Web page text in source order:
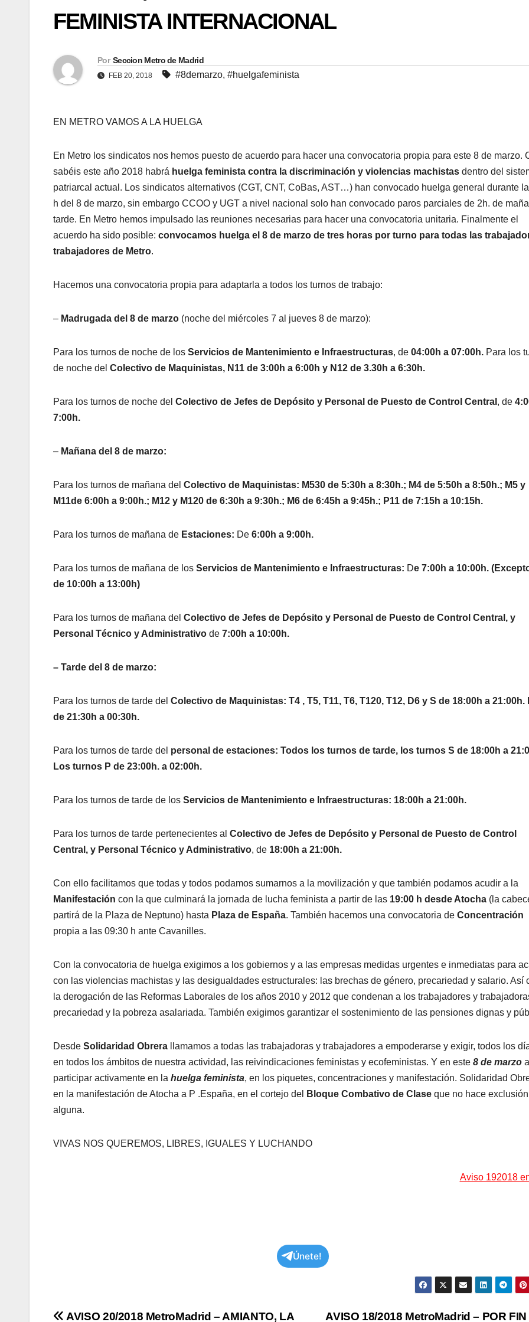
FEMINISTA INTERNACIONAL
Por Seccion Metro de Madrid
FEB 20, 2018 #8demarzo, #huelgafeminista
EN METRO VAMOS A LA HUELGA
En Metro los sindicatos nos hemos puesto de acuerdo para hacer una convocatoria propia para este 8 de marzo.
sabéis este año 2018 habrá huelga feminista contra la discriminación y violencias machistas dentro del
patriarcal actual. Los sindicatos alternativos (CGT, CNT, CoBas, AST…) han convocado huelga general durante
h del 8 de marzo, sin embargo CCOO y UGT a nivel nacional solo han convocado paros parciales de 2h. de
tarde. En Metro hemos impulsado las reuniones necesarias para hacer una convocatoria unitaria. Finalmente el
acuerdo ha sido posible: convocamos huelga el 8 de marzo de tres horas por turno para todas las
trabajadores de Metro.
Hacemos una convocatoria propia para adaptarla a todos los turnos de trabajo:
– Madrugada del 8 de marzo (noche del miércoles 7 al jueves 8 de marzo):
Para los turnos de noche de los Servicios de Mantenimiento e Infraestructuras, de 04:00h a 07:00h. Para los
de noche del Colectivo de Maquinistas, N11 de 3:00h a 6:00h y N12 de 3.30h a 6:30h.
Para los turnos de noche del Colectivo de Jefes de Depósito y Personal de Puesto de Control Central , de
7:00h.
– Mañana del 8 de marzo:
Para los turnos de mañana del Colectivo de Maquinistas: M530 de 5:30h a 8:30h.; M4 de 5:50h a 8:50h.; M5 y
M11de 6:00h a 9:00h.; M12 y M120 de 6:30h a 9:30h.; M6 de 6:45h a 9:45h.; P11 de 7:15h a 10:15h.
Para los turnos de mañana de Estaciones: De 6:00h a 9:00h.
Para los turnos de mañana de los Servicios de Mantenimiento e Infraestructuras: De 7:00h a 10:00h.
de 10:00h a 13:00h)
Para los turnos de mañana del Colectivo de Jefes de Depósito y Personal de Puesto de Control Central, y
Personal Técnico y Administrativo de 7:00h a 10:00h.
– Tarde del 8 de marzo:
Para los turnos de tarde del Colectivo de Maquinistas: T4 , T5, T11, T6, T120, T12, D6 y S de 18:00h a 21:00h.
de 21:30h a 00:30h.
Para los turnos de tarde del personal de estaciones: Todos los turnos de tarde, los turnos S de 18:00h a
Los turnos P de 23:00h. a 02:00h.
Para los turnos de tarde de los Servicios de Mantenimiento e Infraestructuras: 18:00h a 21:00h.
Para los turnos de tarde pertenecientes al Colectivo de Jefes de Depósito y Personal de Puesto de Control
Central, y Personal Técnico y Administrativo, de 18:00h a 21:00h.
Con ello facilitamos que todas y todos podamos sumarnos a la movilización y que también podamos acudir a la
Manifestación con la que culminará la jornada de lucha feminista a partir de las 19:00 h desde Atocha (la
partirá de la Plaza de Neptuno) hasta Plaza de España. También hacemos una convocatoria de Concentración
propia a las 09:30 h ante Cavanilles.
Con la convocatoria de huelga exigimos a los gobiernos y a las empresas medidas urgentes e inmediatas para
con las violencias machistas y las desigualdades estructurales: las brechas de género, precariedad y salario. Así
la derogación de las Reformas Laborales de los años 2010 y 2012 que condenan a los trabajadores y
precariedad y la pobreza asalariada. También exigimos garantizar el sostenimiento de las pensiones dignas y
Desde Solidaridad Obrera llamamos a todas las trabajadoras y trabajadores a empoderarse y exigir, todos los
en todos los ámbitos de nuestra actividad, las reivindicaciones feministas y ecofeministas. Y en este 8 de marzo a
participar activamente en la huelga feminista, en los piquetes, concentraciones y manifestación. Solidaridad
en la manifestación de Atocha a P .España, en el cortejo del
Bloque Combativo de Clase que no hace exclusión
alguna.
VIVAS NOS QUEREMOS, LIBRES, IGUALES Y LUCHANDO
Aviso 192018
Únete!
AVISO 18/2018 MetroMadrid – POR
AVISO 20/2018 MetroMadrid – AMIANTO, LA